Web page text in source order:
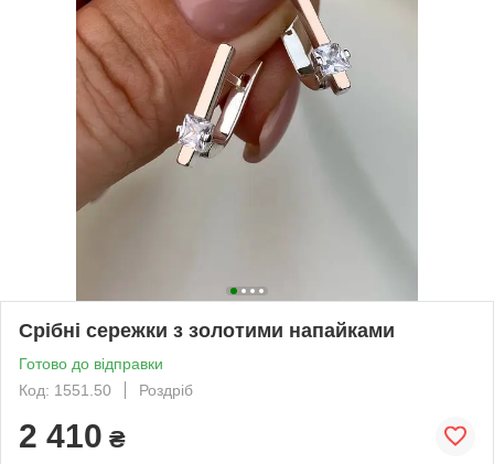
Срібні сережки з золотими напайками
Готово до відправки
Код: 1551.50
Роздріб
2 410 ₴